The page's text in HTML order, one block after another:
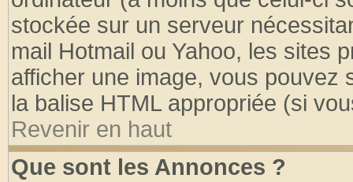
stockée sur un serveur
mail Hotmail ou Yahoo, les sites
afficher une image, vous pouvez
la balise HTML appropriée (si
Revenir en haut
Que sont les Annonces ?